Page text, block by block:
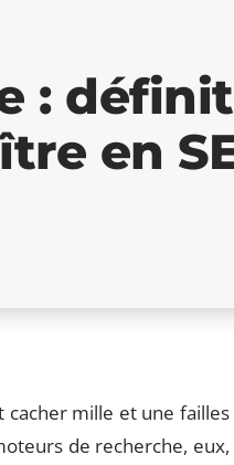
:
en
mille et une failles
de recherche,